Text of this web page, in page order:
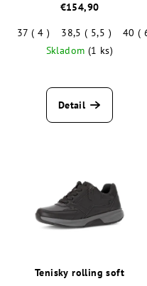
€154,90
37 ( 4 )
38,5 ( 5,5 )
40 (
Skladom (1 ks)
Detail
Tenisky rolling soft